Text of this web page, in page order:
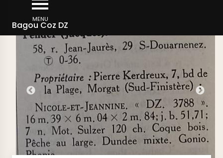
contenu
principal
MENU
Bagou Coz DZ